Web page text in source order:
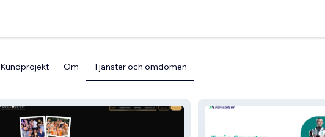
Kundprojekt Om Tjänster och omdömen